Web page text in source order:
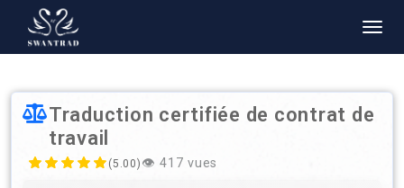
Traduction certifiée de contrat de
travail
(5.00) 👁️ 417 vues